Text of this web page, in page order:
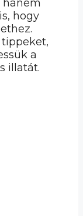
hanem
hogy
tippeket,
a
illatát.